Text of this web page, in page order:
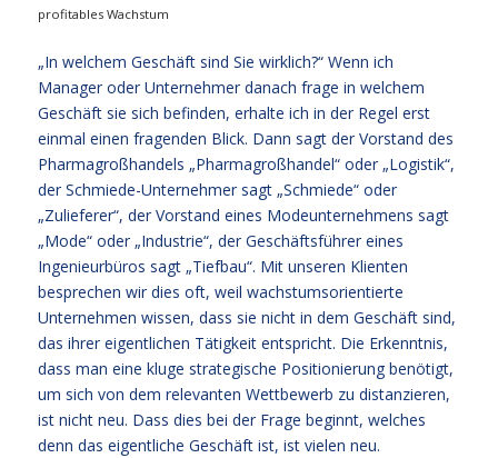
profitables Wachstum
„In welchem Geschäft sind Sie wirklich?“ Wenn ich
Manager oder Unternehmer danach frage in welchem
Geschäft sie sich befinden, erhalte ich in der Regel erst
einmal einen fragenden Blick. Dann sagt der Vorstand des
Pharmagroßhandels „Pharmagroßhandel“ oder „Logistik“,
der Schmiede-Unternehmer sagt „Schmiede“ oder
„Zulieferer“, der Vorstand eines Modeunternehmens sagt
„Mode“ oder „Industrie“, der Geschäftsführer eines
Ingenieurbüros sagt „Tiefbau“. Mit unseren Klienten
besprechen wir dies oft, weil wachstumsorientierte
Unternehmen wissen, dass sie nicht in dem Geschäft sind,
das ihrer eigentlichen Tätigkeit entspricht. Die Erkenntnis,
dass man eine kluge strategische Positionierung benötigt,
um sich von dem relevanten Wettbewerb zu distanzieren,
ist nicht neu. Dass dies bei der Frage beginnt, welches
denn das eigentliche Geschäft ist, ist vielen neu.